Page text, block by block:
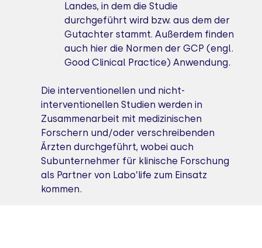
Landes, in dem die Studie
durchgeführt wird bzw. aus dem der
Gutachter stammt. Außerdem finden
auch hier die Normen der GCP (engl.
Good Clinical Practice) Anwendung.
Die interventionellen und nicht-
interventionellen Studien werden in
Zusammenarbeit mit medizinischen
Forschern und/oder verschreibenden
Ärzten durchgeführt, wobei auch
Subunternehmer für klinische Forschung
als Partner von Labo’life zum Einsatz
kommen.